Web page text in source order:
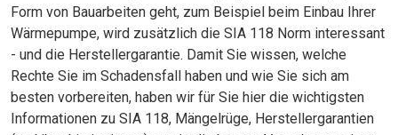
Form von Bauarbeiten geht, zum Beispiel beim Einbau Ihrer
Wärmepumpe, wird zusätzlich die SIA 118 Norm interessant
- und die Herstellergarantie. Damit Sie wissen, welche
Rechte Sie im Schadensfall haben und wie Sie sich am
besten vorbereiten, haben wir für Sie hier die wichtigsten
Informationen zu SIA 118, Mängelrüge, Herstellergarantien